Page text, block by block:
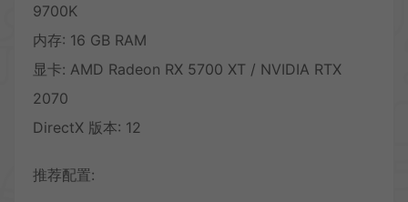
9700K
内存: 16 GB RAM
显卡: AMD Radeon RX 5700 XT / NVIDIA RTX
2070
DirectX 版本: 12
推荐配置: